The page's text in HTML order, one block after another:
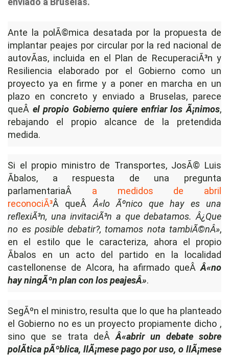
Ante la polÃ©mica desatada por la propuesta de
implantar peajes por circular por la red nacional de
autovÃ­as, incluida en el Plan de RecuperaciÃ³n y
Resiliencia elaborado por el Gobierno como un
proyecto ya en firme y a poner en marcha en un
plazo en concreto y enviado a Bruselas, parece
queÂ el propio Gobierno quiere enfriar los Ã¡nimos,
rebajando el propio alcance de la pretendida
medida.
Si el propio ministro de Transportes, JosÃ© Luis
Ãbalos, a respuesta de una pregunta
parlamentariaÂ a medidos de abril
reconociÃ³Â queÂ Â«lo Ãºnico que hay es una
reflexiÃ³n, una invitaciÃ³n a que debatamos. Â¿Que
no es posible debatir?, tomamos nota tambiÃ©nÂ»,
en el estilo que le caracteriza, ahora el propio
Ãbalos en un acto del partido en la localidad
castellonense de Alcora, ha afirmado queÂÂ«no
hay ningÃºn plan con los peajesÂ».
SegÃºn el ministro, resulta que lo que ha planteado
el Gobierno no es un proyecto propiamente dicho ,
sino que se trata deÂÂ«abrir un debate sobre
polÃ­tica pÃºblica, llÃ¡mese pago por uso, o llÃ¡mese